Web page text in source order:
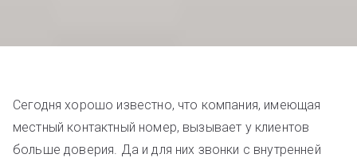
Сегодня хорошо известно, что компания, имеющая
местный контактный номер, вызывает у клиентов
больше доверия. Да и для них звонки с внутренней